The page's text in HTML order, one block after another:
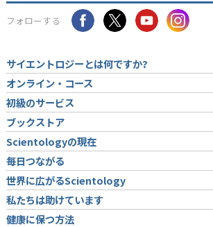
フォローする
サイエントロジーとは何ですか?
オンライン・コース
初級のサービス
ブックストア
Scientologyの現在
毎日つながる
世界に広がるScientology
私たちは助けています
健康に保つ方法